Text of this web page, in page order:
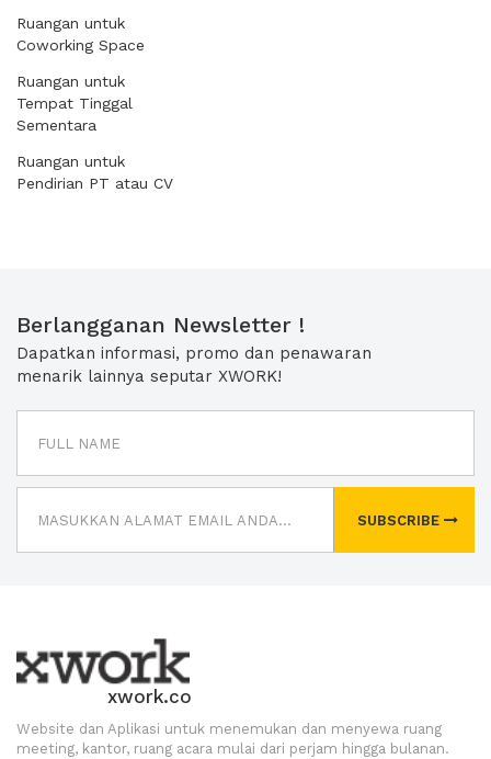
Ruangan untuk
Coworking Space
Ruangan untuk
Tempat Tinggal
Sementara
Ruangan untuk
Pendirian PT atau CV
Berlangganan Newsletter !
Dapatkan informasi, promo dan penawaran
menarik lainnya seputar XWORK!
SUBSCRIBE
xwork.co
Website dan Aplikasi untuk menemukan dan menyewa ruang
meeting, kantor, ruang acara mulai dari perjam hingga bulanan.